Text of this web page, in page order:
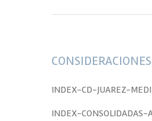
INDEX-CD-JUAREZ-
INDEX-